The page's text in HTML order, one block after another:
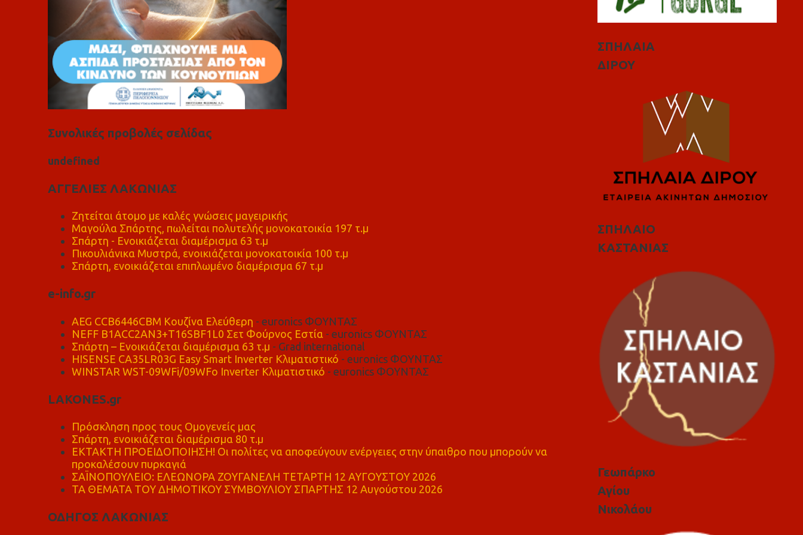
Συνολικές προβολές σελίδας
undefned
ΑΓΓΕΛΙΕΣ ΛΑΚΩΝΙΑΣ
Ζητείται άτομο με καλές γνώσεις μαγειρικής
Μαγούλα Σπάρτης, πωλείται πολυτελής μονοκατοικία 197 τ.μ
Σπάρτη - Ενοικιάζεται διαμέρισμα 63 τ.μ
Πικουλιάνικα Μυστρά, ενοικιάζεται μονοκατοικία 100 τ.μ
Σπάρτη, ενοικιάζεται επιπλωμένο διαμέρισμα 67 τ.μ
e-info.gr
AEG CCB6446CBM Κουζίνα Ελεύθερη - euronics ΦΟΥΝΤΑΣ
NEFF B1ACC2AN3+T16SBF1L0 Σετ Φούρνος Εστία - euronics ΦΟΥΝΤΑΣ
Σπάρτη – Ενοικιάζεται διαμέρισμα 63 τ.μ - Grad international
HISENSE CA35LR03G Easy Smart Inverter Κλιματιστικό - euronics ΦΟΥΝΤΑΣ
WINSTAR WST-09WFi/09WFo Inverter Κλιματιστικό - euronics ΦΟΥΝΤΑΣ
LAKONES.gr
Πρόσκληση προς τους Ομογενείς μας
Σπάρτη, ενοικιάζεται διαμέρισμα 80 τ.μ
ΕΚΤΑΚΤΗ ΠΡΟΕΙΔΟΠΟΙΗΣΗ! Οι πολίτες να αποφεύγουν ενέργειες στην ύπαιθρο που μπορούν να
προκαλέσουν πυρκαγιά
ΣΑΪΝΟΠΟΥΛΕΙΟ: ΕΛΕΩΝΟΡΑ ΖΟΥΓΑΝΕΛΗ ΤΕΤΑΡΤΗ 12 ΑΥΓΟΥΣΤΟΥ 2026
ΤΑ ΘΕΜΑΤΑ ΤΟΥ ΔΗΜΟΤΙΚΟΥ ΣΥΜΒΟΥΛΙΟΥ ΣΠΑΡΤΗΣ 12 Αυγούστου 2026
ΟΔΗΓΟΣ ΛΑΚΩΝΙΑΣ
ΣΠΗΛΑΙΑ
ΔΙΡΟΥ
ΣΠΗΛΑΙΟ
ΚΑΣΤΑΝΙΑΣ
Γεωπάρκο
Αγίου
Νικολάου